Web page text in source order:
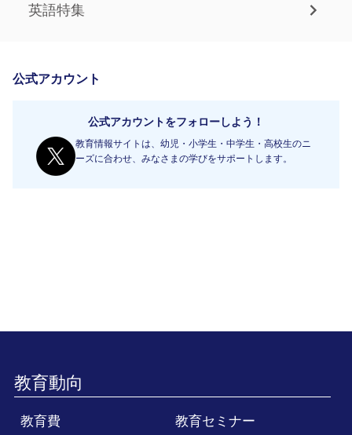
英語特集
公式アカウント
公式アカウントをフォローしよう！
教育情報サイトは、幼児・小学生・中学生・高校生のニ
ーズに合わせ、みなさまの学びをサポートします。
教育動向
教育費 教育セミナー